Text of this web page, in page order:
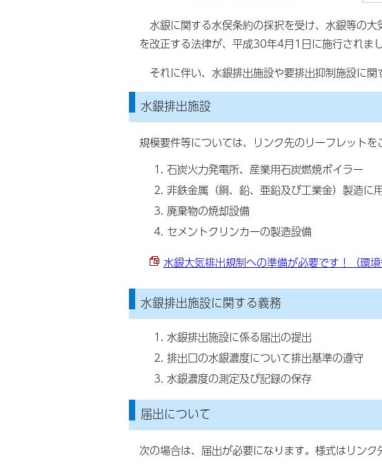
水銀に関する水俣条約の採択を受け、水銀等の
を改正する法律が、平成30年4月1日に施行されまし
それに伴い、水銀排出施設や要排出抑制施設に関
水銀排出施設
規模要件等については、リンク先のリーフレットを
石炭火力発電所、産業用石炭燃焼ボイラー
非鉄金属（銅、鉛、亜鉛及び工業金）製造に
廃棄物の焼却設備
セメントクリンカーの製造設備
水銀大気排出規制への準備が必要です！（環
水銀排出施設に関する義務
水銀排出施設に係る届出の提出
排出口の水銀濃度について排出基準の遵守
水銀濃度の測定及び記録の保存
届出について
次の場合は、届出が必要になります。様式はリンク